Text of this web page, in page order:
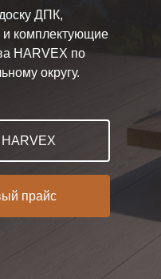
ДПК,
и комплектующие
HARVEX по
округу.
прайс